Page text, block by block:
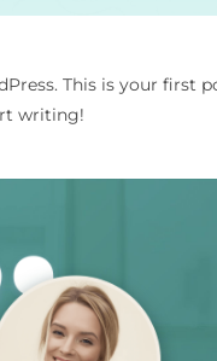
This is your first
writing!